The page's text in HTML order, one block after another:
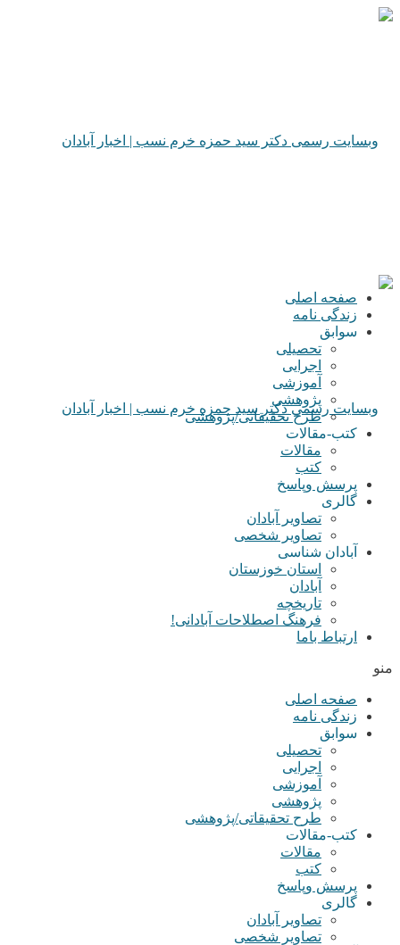
صفحه اصلی
زندگی نامه
سوابق
تحصیلی
اجرایی
آموزشی
پژوهشی
طرح تحقیقاتی/پژوهشی
کتب-مقالات
مقالات
کتب
پرسش وپاسخ
گالری
تصاویر آبادان
تصاویر شخصی
آبادان شناسی
استان خوزستان
آبادان
تاریخچه
فرهنگ اصطلاحات آبادانی!
ارتباط باما
منو
صفحه اصلی
زندگی نامه
سوابق
تحصیلی
اجرایی
آموزشی
پژوهشی
طرح تحقیقاتی/پژوهشی
کتب-مقالات
مقالات
کتب
پرسش وپاسخ
گالری
تصاویر آبادان
تصاویر شخصی